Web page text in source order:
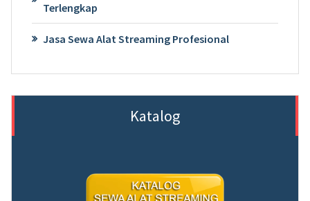
Terlengkap
Jasa Sewa Alat Streaming Profesional
Katalog